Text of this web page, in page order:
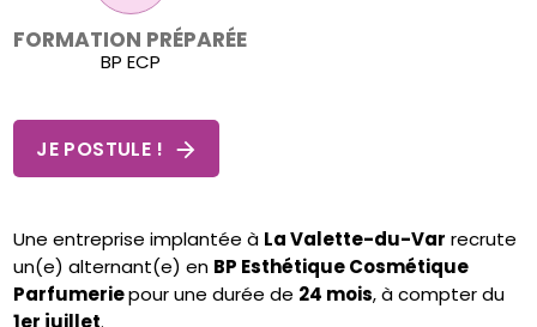
FORMATION PRÉPARÉE
BP ECP
JE POSTULE !
Une entreprise implantée à La Valette-du-Var recrute
un(e) alternant(e) en BP Esthétique Cosmétique
Parfumeriepour une durée de 24 mois, à compter du
1er juillet.